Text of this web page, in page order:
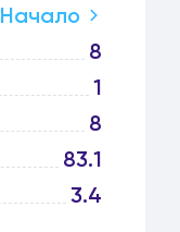
Начало
8
1
8
83.1
3.4